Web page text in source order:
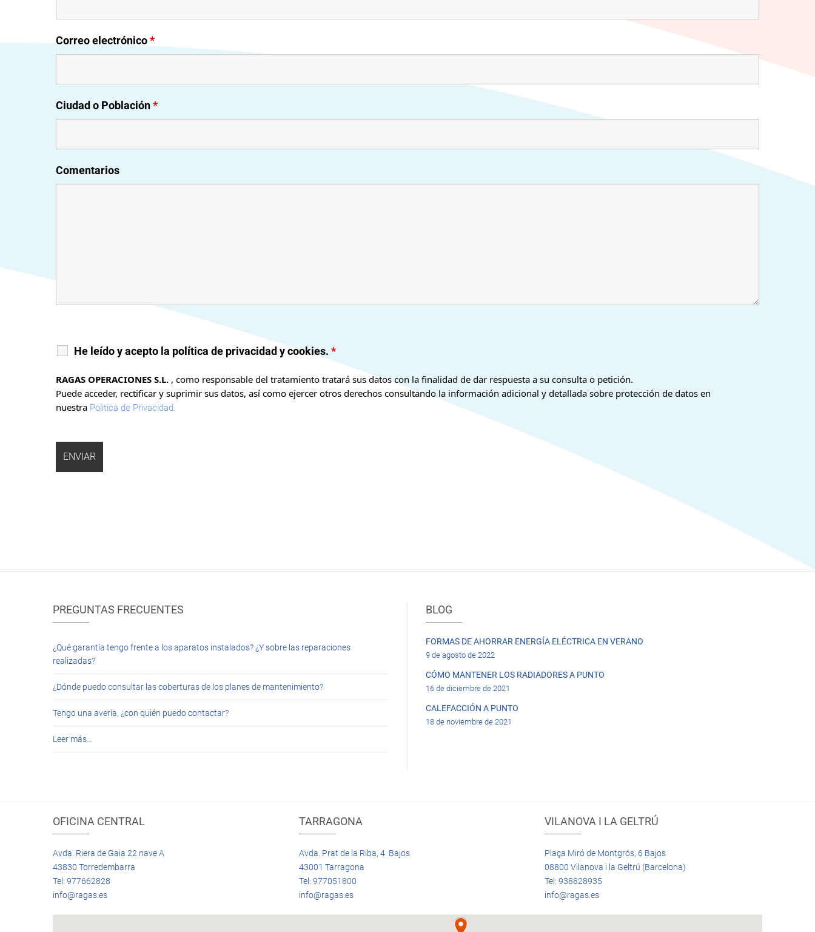
Correo electrónico*
Ciudad o Población*
Comentarios
He leído y acepto la política de privacidad y cookies. *
RAGAS OPERACIONES S.L. , como responsable del tratamiento tratará sus datos con la finalidad de dar respuesta a su consulta o petición.
Puede acceder, rectificar y suprimir sus datos, así como ejercer otros derechos consultando la información adicional y detallada sobre protección de datos en
nuestra Politica de Privacidad.
PREGUNTAS FRECUENTES
¿Qué garantía tengo frente a los aparatos instalados? ¿Y sobre las reparaciones
realizadas?
¿Dónde puedo consultar las coberturas de los planes de mantenimiento?
Tengo una avería, ¿con quién puedo contactar?
Leer más…
BLOG
FORMAS DE AHORRAR ENERGÍA ELÉCTRICA EN VERANO
9 de agosto de 2022
CÓMO MANTENER LOS RADIADORES A PUNTO
16 de diciembre de 2021
CALEFACCIÓN A PUNTO
18 de noviembre de 2021
OFICINA CENTRAL
Avda. Riera de Gaia 22 nave A
43830 Torredembarra
Tel: 977662828
info@ragas.es
TARRAGONA
Avda. Prat de la Riba, 4 Bajos
43001 Tarragona
Tel: 977051800
info@ragas.es
VILANOVA I LA GELTRÚ
Plaça Miró de Montgrós, 6 Bajos
08800 Vilanova i la Geltrú (Barcelona)
Tel: 938828935
info@ragas.es